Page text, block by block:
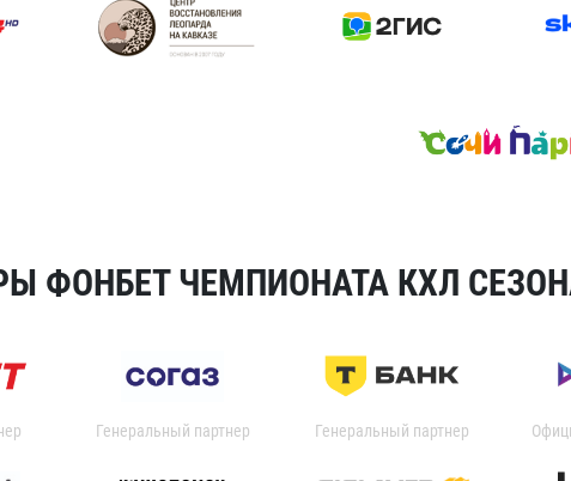
ФОНБЕТ ЧЕМПИОНАТА КХЛ
Генеральный партнер Генеральный партнер